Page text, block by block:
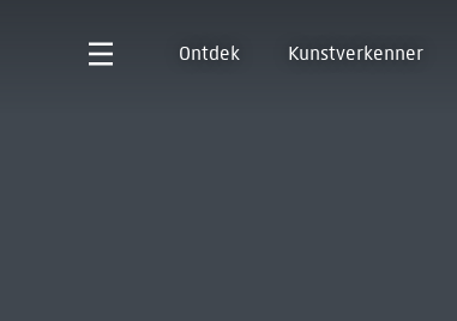
Ontdek Kunstverkenner